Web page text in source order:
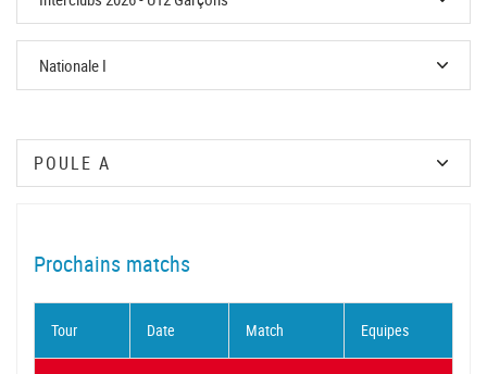
Prochains matchs
Tour Date Match Equipes